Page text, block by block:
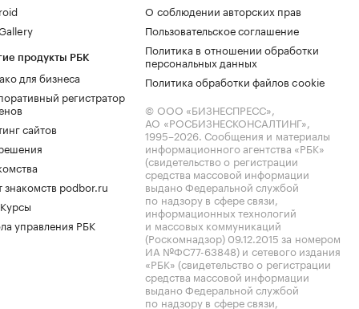
продукты РБК
для бизнеса
регистратор
сайтов
знакомств podbor.ru
управления РБК
О соблюдении авторских прав
Пользовательское соглашение
Политика в отношении обработки
персональных данных
Политика обработки файлов cookie
© ООО «БИЗНЕСПРЕСС»,
АО «РОСБИЗНЕСКОНСАЛТИНГ»,
1995–2026. Сообщения и материалы
информационного агентства «РБК»
(свидетельство о регистрации
средства массовой информации
выдано Федеральной службой
по надзору в сфере связи,
информационных технологий
и массовых коммуникаций
(Роскомнадзор) 09.12.2015 за номером
ИА №ФС77-63848) и сетевого издания
«РБК» (свидетельство о регистрации
средства массовой информации
выдано Федеральной службой
по надзору в сфере связи,